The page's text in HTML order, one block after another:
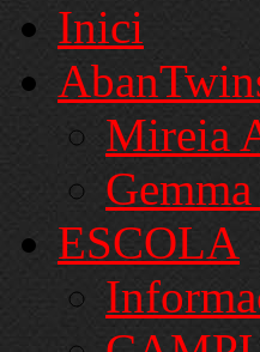
Inici
Mireia
ESCOLA